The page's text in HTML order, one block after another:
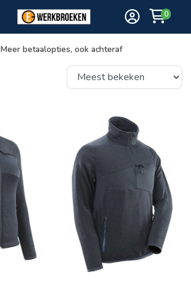
0
Meer betaalopties, ook achteraf